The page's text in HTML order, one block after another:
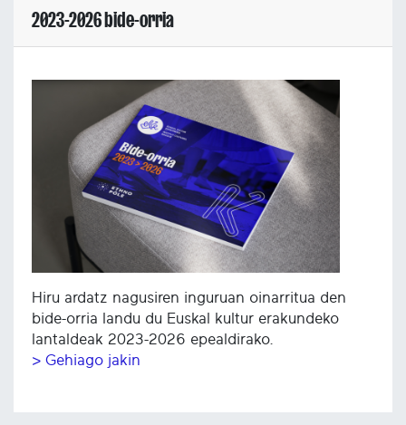
2023-2026 bide-orria
Hiru ardatz nagusiren inguruan oinarritua den
bide-orria landu du Euskal kultur erakundeko
lantaldeak 2023-2026 epealdirako.
> Gehiago jakin